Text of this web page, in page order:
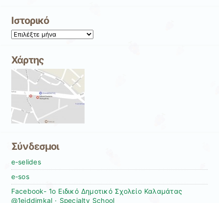
Ιστορικό
Ιστορικό
Χάρτης
Σύνδεσμοι
e-selides
e-sos
Facebook- 1ο Ειδικό Δημοτικό Σχολείο Καλαμάτας
@1eiddimkal · Specialty School